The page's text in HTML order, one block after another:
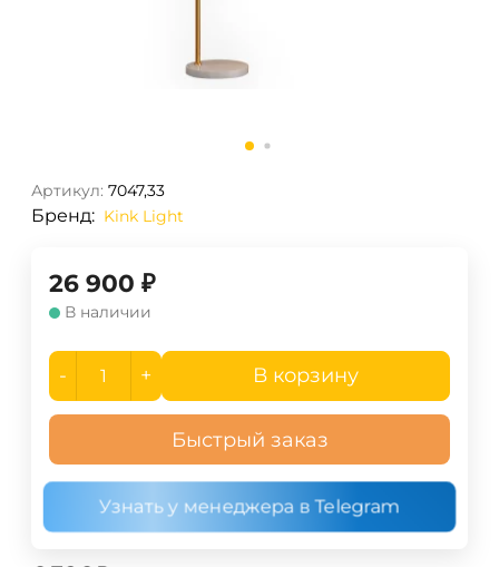
Артикул: 7047,33
Бренд: Kink Light
26 900 ₽
В наличии
- + В корзину
Быстрый заказ
Узнать у менеджера в Telegram